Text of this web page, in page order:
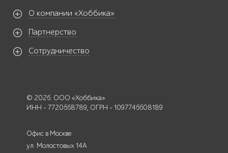
О компании «Хоббика»
Партнерство
Сотрудничество
© 2026. ООО «Хоббика»
ИНН - 7720668789, ОГРН - 1097746608189
Офис в Москве
ул. Молостовых 14А